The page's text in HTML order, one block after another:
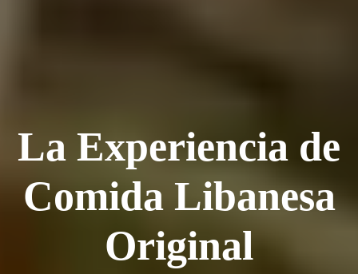
La Experiencia de
Comida Libanesa
Original